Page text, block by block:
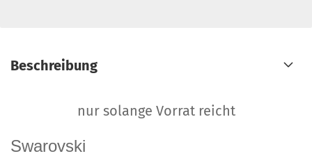
Beschreibung
nur solange Vorrat reicht
Swarovski